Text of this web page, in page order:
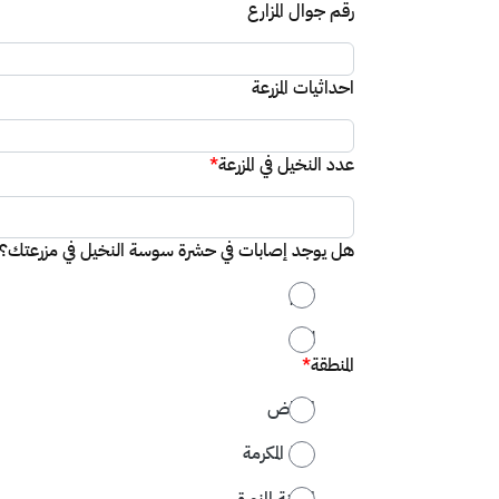
رقم جوال المزارع
احداثيات المزرعة
عدد النخيل في المزرعة*
هل يوجد إصابات في حشرة سوسة النخيل في مزرعتك؟
نعم
لا
المنطقة*
الرياض
مكة المكرمة